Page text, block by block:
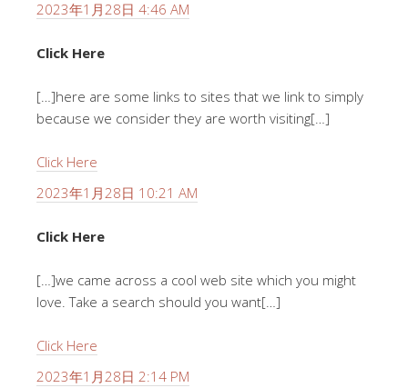
2023年1月28日 4:46 AM
Click Here
[…]here are some links to sites that we link to simply
because we consider they are worth visiting[…]
Click Here
2023年1月28日 10:21 AM
Click Here
[…]we came across a cool web site which you might
love. Take a search should you want[…]
Click Here
2023年1月28日 2:14 PM